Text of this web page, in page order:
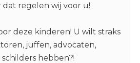
dat regelen wij voor u!
deze kinderen! U wilt straks
juffen, advocaten,
hebben?!